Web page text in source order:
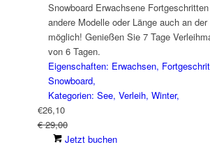
Snowboard Erwachsene
andere Modelle oder Länge auch an
möglich! Genießen Sie 7 Tage
von 6 Tagen.
Eigenschaften: Erwachsen,
Snowboard,
Kategorien: See, Verleih, Winter,
€26,10
€ 29,00
Jetzt buchen